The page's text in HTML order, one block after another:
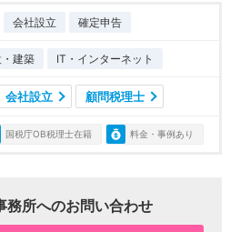
会社設立 確定申告
建築 IT・インターネット
会社設立 顧問税理士
国税庁OB税理士在籍 料金・事例あり
務所へのお問い合わせ